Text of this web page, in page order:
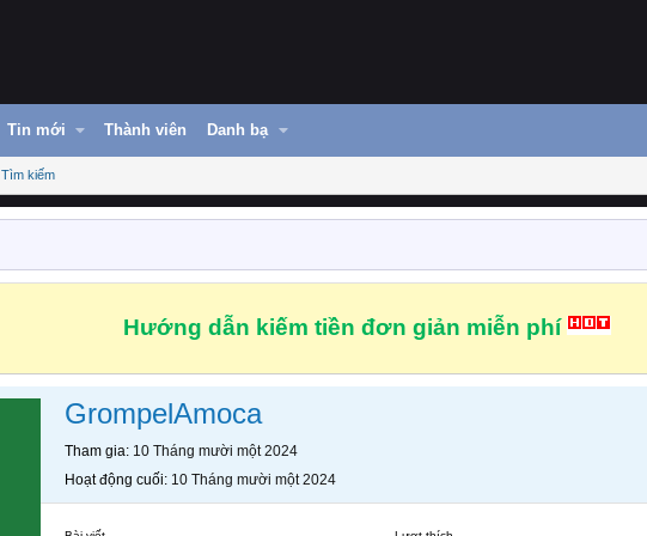
Tin mới Thành viên Danh bạ
Tìm kiếm
Hướng dẫn kiếm tiền đơn giản miễn phí
GrompelAmoca
Tham gia 10 Tháng mười một 2024
Hoạt động cuối 10 Tháng mười một 2024